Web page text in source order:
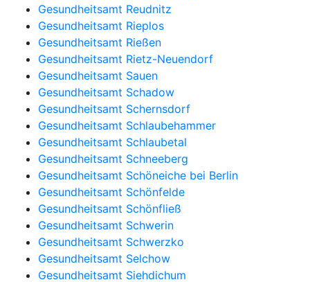
Gesundheitsamt Reudnitz
Gesundheitsamt Rieplos
Gesundheitsamt Rießen
Gesundheitsamt Rietz-Neuendorf
Gesundheitsamt Sauen
Gesundheitsamt Schadow
Gesundheitsamt Schernsdorf
Gesundheitsamt Schlaubehammer
Gesundheitsamt Schlaubetal
Gesundheitsamt Schneeberg
Gesundheitsamt Schöneiche bei Berlin
Gesundheitsamt Schönfelde
Gesundheitsamt Schönfließ
Gesundheitsamt Schwerin
Gesundheitsamt Schwerzko
Gesundheitsamt Selchow
Gesundheitsamt Siehdichum